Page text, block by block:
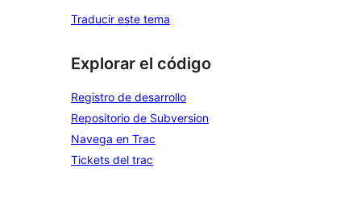
Traducir este tema
Explorar el código
Registro de desarrollo
Repositorio de Subversion
Navega en Trac
Tickets del trac